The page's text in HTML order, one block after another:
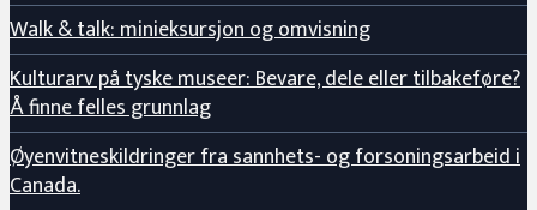
Walk & talk: minieksursjon og omvisning
Kulturarv på tyske museer: Bevare, dele eller tilbakeføre?
Å finne felles grunnlag
Øyenvitneskildringer fra sannhets- og forsoningsarbeid i
Canada.